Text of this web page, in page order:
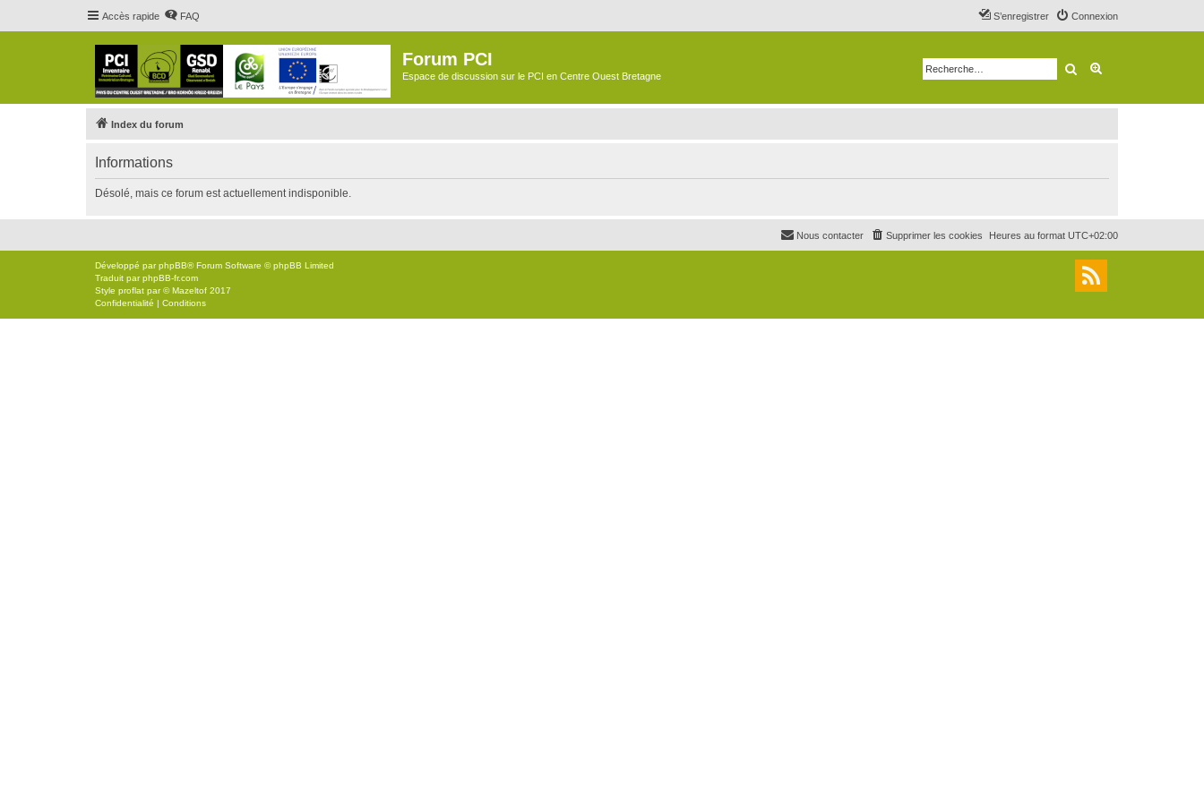
Accès rapide FAQ Connexion
S’enregistrer
Forum PCI
Espace de discussion sur le PCI en Centre Ouest Bretagne Rechercher
Index du forum
Informations
Désolé, mais ce forum est actuellement indisponible.
Heures au format UTC+02:00
Supprimer les cookies
Nous contacter
Développé parphpBB® Forum Software © phpBB Limited
Traduit parphpBB-fr.com
Style proflat par ©Mazeltof 2017
Confidentialité | Conditions